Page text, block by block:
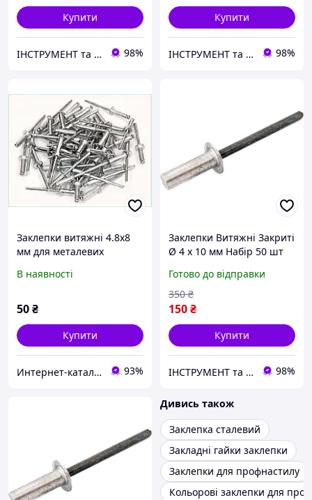
Купити
ІНСТРУМЕНТ та МЕТИЗИ 98%
Купити
ІНСТРУМЕНТ та МЕТИЗИ 98%
Заклепки витяжні 4.8х8
мм для металевих
8842CB912
В наявності
50₴
Купити
Интернет-каталог скидок "Гривна Маркет" 93%
Заклепки Витяжні Закриті
Ø 4 х 10 мм Набір 50 шт
Готово до відправки
150₴
350 ₴
Купити
ІНСТРУМЕНТ та МЕТИЗИ 98%
Дивись також
Заклепка сталевий
Закладні гайки заклепки
Заклепки для профнастилу
Кольорові заклепки для